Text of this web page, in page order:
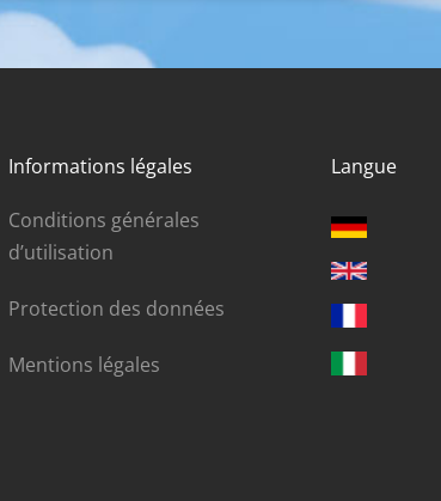
Informations légales
Conditions générales
d’utilisation
Protection des données
Mentions légales
Langue